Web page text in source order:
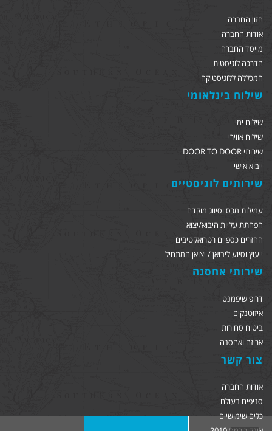
חזון החברה
אודות החברה
מייסד החברה
הדרכה לוגיסטית
המכללה ללוגיסטיקה
שילוח בינלאומי
שילוח ימי
שילוח אווירי
שירותי DOOR TO DOOR
ייבוא אישי
שירותים לוגיסטיים
עמילות מכס וסיווג מוקדם
הפחתת עליות היבוא/יצוא
החזרים כספיים רטרואקטיבים
ייעוץ וסיוע ליבואן / יצואן המתחיל
שירותי אחסנה
דרופ שיפמנט
איזוטנקים
ביטוח סחורות
אריזה ואחסנה
צור קשר
אודות החברה
סניפים בעולם
כלים שימושיים